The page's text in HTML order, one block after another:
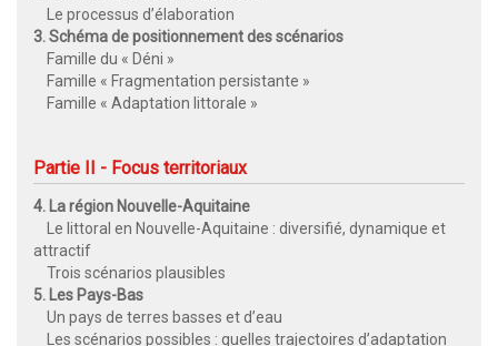
Le processus d’élaboration
3. Schéma de positionnement des scénarios
Famille du « Déni »
Famille « Fragmentation persistante »
Famille « Adaptation littorale »
Partie II - Focus territoriaux
4. La région Nouvelle-Aquitaine
Le littoral en Nouvelle-Aquitaine : diversifié, dynamique et
attractif
Trois scénarios plausibles
5. Les Pays-Bas
Un pays de terres basses et d’eau
Les scénarios possibles : quelles trajectoires d’adaptation